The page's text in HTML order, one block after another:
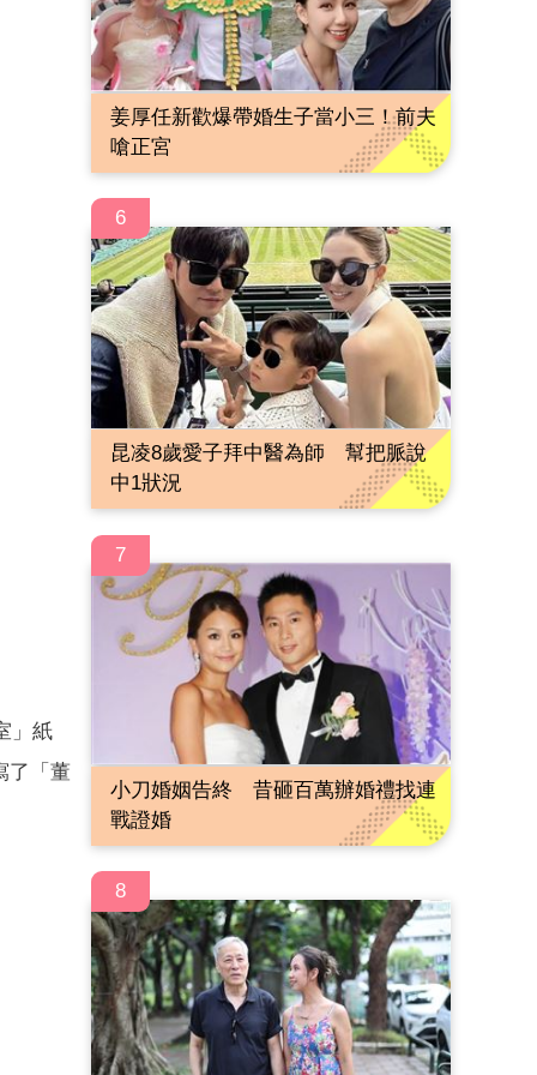
」紙
了「董
姜厚任新歡爆帶婚生子當小三！前夫
嗆正宮
6
昆凌8歲愛子拜中醫為師 幫把脈說
中1狀況
7
小刀婚姻告終 昔砸百萬辦婚禮找連
戰證婚
8